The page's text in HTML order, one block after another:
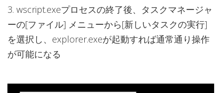
3. wscript.exeプロセスの終了後、タスクマネージャ
ーの[ファイル] メニューから[新しいタスクの実行]
を選択し、explorer.exeが起動すれば通常通り操作
が可能になる